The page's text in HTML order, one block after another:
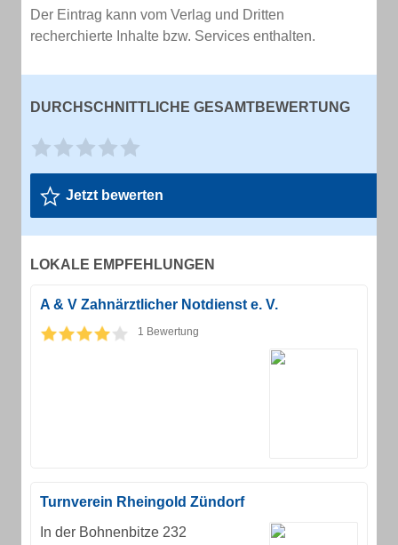
Der Eintrag kann vom Verlag und Dritten
recherchierte Inhalte bzw. Services enthalten.
DURCHSCHNITTLICHE GESAMTBEWERTUNG
Jetzt bewerten
LOKALE EMPFEHLUNGEN
A & V Zahnärztlicher Notdienst e. V.
1 Bewertung
Turnverein Rheingold Zündorf
In der Bohnenbitze 232